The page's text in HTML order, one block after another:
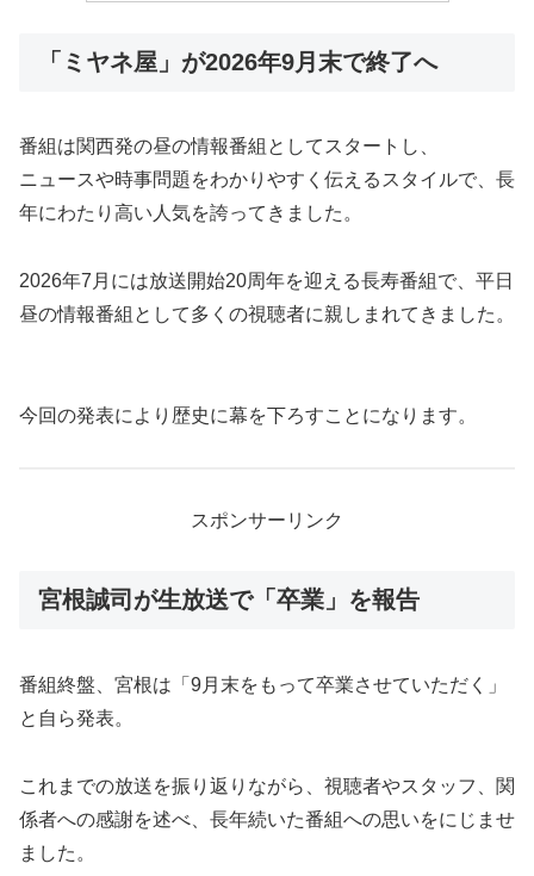
「ミヤネ屋」が2026年9月末で終了へ
番組は関西発の昼の情報番組としてスタートし、
ニュースや時事問題をわかりやすく伝えるスタイルで、長
年にわたり高い人気を誇ってきました。
2026年7月には放送開始20周年を迎える長寿番組で、平日
昼の情報番組として多くの視聴者に親しまれてきました。
今回の発表により歴史に幕を下ろすことになります。
スポンサーリンク
宮根誠司が生放送で「卒業」を報告
番組終盤、宮根は「9月末をもって卒業させていただく」
と自ら発表。
これまでの放送を振り返りながら、視聴者やスタッフ、関
係者への感謝を述べ、長年続いた番組への思いをにじませ
ました。